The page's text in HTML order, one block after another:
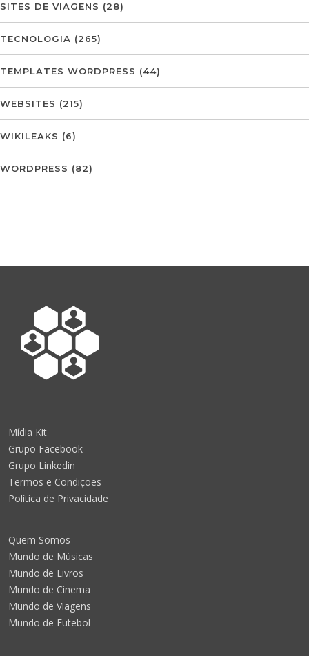
SITES DE VIAGENS (28)
TECNOLOGIA (265)
TEMPLATES WORDPRESS (44)
WEBSITES (215)
WIKILEAKS (6)
WORDPRESS (82)
Mídia Kit
Grupo Facebook
Grupo Linkedin
Termos e Condições
Política de Privacidade
Quem Somos
Mundo de Músicas
Mundo de Livros
Mundo de Cinema
Mundo de Viagens
Mundo de Futebol